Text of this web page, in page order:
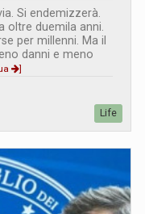
Si endemizzerà.
oltre duemila anni.
per millenni. Ma il
danni e meno
]
Life